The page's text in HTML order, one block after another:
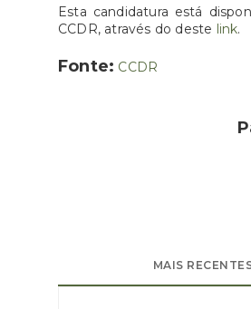
Esta candidatura está
CCDR, através do deste link.
Fonte: CCDR
MAIS